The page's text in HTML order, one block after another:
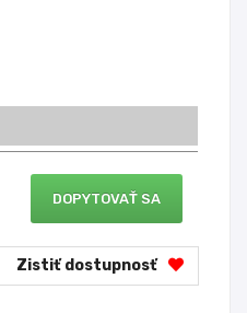
DOPYTOVAŤ SA
Zistiť dostupnosť